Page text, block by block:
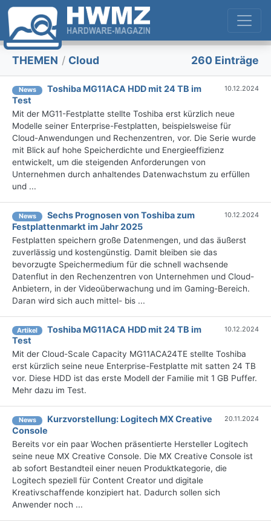
THEMEN / Cloud 260 Einträge
News
Toshiba MG11ACA HDD mit 24 TB im
Test
10.12.2024
Mit der MG11-Festplatte stellte Toshiba erst kürzlich neue
Modelle seiner Enterprise-Festplatten, beispielsweise für
Cloud-Anwendungen und Rechenzentren, vor. Die Serie wurde
mit Blick auf hohe Speicherdichte und Energieeffizienz
entwickelt, um die steigenden Anforderungen von
Unternehmen durch anhaltendes Datenwachstum zu erfüllen
und ...
News
Sechs Prognosen von Toshiba zum
Festplattenmarkt im Jahr 2025
10.12.2024
Festplatten speichern große Datenmengen, und das äußerst
zuverlässig und kostengünstig. Damit bleiben sie das
bevorzugte Speichermedium für die schnell wachsende
Datenflut in den Rechenzentren von Unternehmen und Cloud-
Anbietern, in der Videoüberwachung und im Gaming-Bereich.
Daran wird sich auch mittel- bis ...
Artikel
Toshiba MG11ACA HDD mit 24 TB im
Test
10.12.2024
Mit der Cloud-Scale Capacity MG11ACA24TE stellte Toshiba
erst kürzlich seine neue Enterprise-Festplatte mit satten 24 TB
vor. Diese HDD ist das erste Modell der Familie mit 1 GB Puffer.
Mehr dazu im Test.
News
Kurzvorstellung: Logitech MX Creative
Console
20.11.2024
Bereits vor ein paar Wochen präsentierte Hersteller Logitech
seine neue MX Creative Console. Die MX Creative Console ist
ab sofort Bestandteil einer neuen Produktkategorie, die
Logitech speziell für Content Creator und digitale
Kreativschaffende konzipiert hat. Dadurch sollen sich
Anwender noch ...